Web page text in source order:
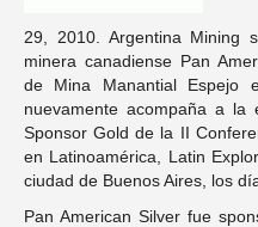
29, 2010. Argentina Mining
minera canadiense Pan
de Mina Manantial Espejo
nuevamente acompaña a la
Sponsor Gold de la II
en Latinoamérica, Latin
ciudad de Buenos Aires, los
Pan American Silver fue